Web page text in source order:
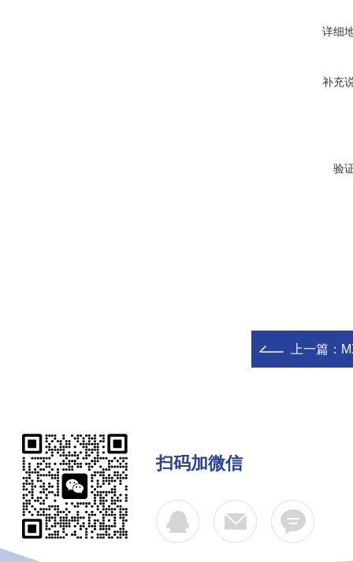
详细
补充
验
上一篇：
扫码加微信